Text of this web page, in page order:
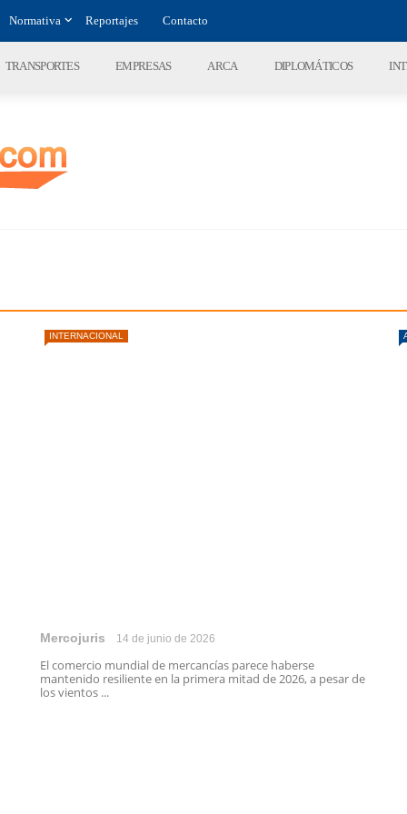
Normativa Reportajes Contacto
TRANSPORTES EMPRESAS ARCA DIPLOMÁTICOS
INTERNACIONAL
Mercojuris 14 de junio de 2026
El comercio mundial de mercancías parece haberse
mantenido resiliente en la primera mitad de 2026, a pesar de
los vientos ...